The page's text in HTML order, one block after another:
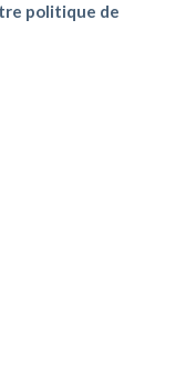
politique de